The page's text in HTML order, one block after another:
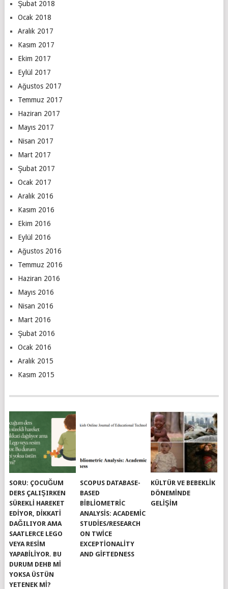
Şubat 2018
Ocak 2018
Aralık 2017
Kasım 2017
Ekim 2017
Eylül 2017
Ağustos 2017
Temmuz 2017
Haziran 2017
Mayıs 2017
Nisan 2017
Mart 2017
Şubat 2017
Ocak 2017
Aralık 2016
Kasım 2016
Ekim 2016
Eylül 2016
Ağustos 2016
Temmuz 2016
Haziran 2016
Mayıs 2016
Nisan 2016
Mart 2016
Şubat 2016
Ocak 2016
Aralık 2015
Kasım 2015
SORU: ÇOCUĞUM
DERS ÇALIŞIRKEN
SÜREKLI HAREKET
EDIYOR, DIKKATI
DAĞILIYOR AMA
SAATLERCE LEGO
VEYA RESIM
YAPABILIYOR. BU
DURUM DEHB MI
YOKSA ÜSTÜN
YETENEK MI?
SCOPUS DATABASE-
BASED
BIBLIOMETRIC
ANALYSIS: ACADEMIC
STUDIES/RESEARCH
ON TWICE
EXCEPTIONALITY
AND GIFTEDNESS
KÜLTÜR VE BEBEKLIK
DÖNEMINDE
GELIŞIM